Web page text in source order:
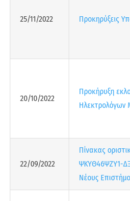
25/11/2022 Προκηρύξεις
20/10/2022
Προκήρυξη
Ηλεκτρολόγων
22/09/2022
Πίνακας
ΨΚΥΘ46ΨΖΥ1-
Νέους